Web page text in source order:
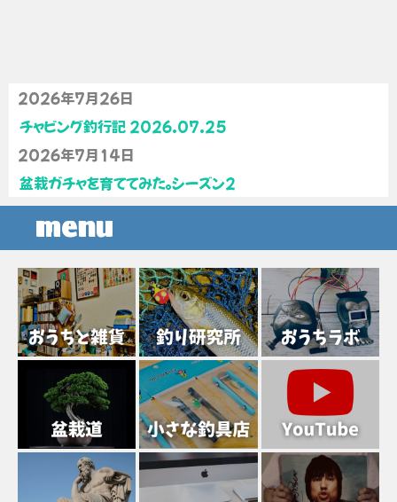
2026年7月26日
チャビング釣行記 2026.07.25
2026年7月14日
盆栽ガチャを育ててみた。シーズン2
menu